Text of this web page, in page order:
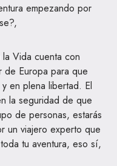
empezando por
Vida cuenta con
de Europa para que
en plena libertad. El
la seguridad de que
de personas, estarás
un viajero experto que
tu aventura, eso sí,